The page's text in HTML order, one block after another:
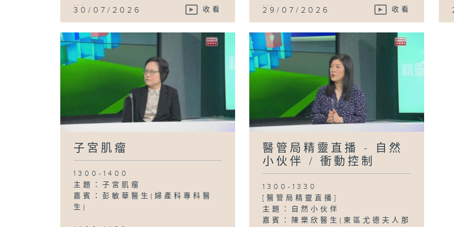
...
30/07/2026 收看
...
29/07/2026 收看
子宮肌瘤
1300-1400
主題：子宮肌瘤
嘉賓：彭敏華醫生(婦產科專科醫
生)
醫管局精靈直播 - 自然
小伙伴 / 衝動控制
1300-1330
[醫管局精靈直播]
主題：自然小伙伴
嘉賓：陳樂欣醫生(東區尤德夫人那